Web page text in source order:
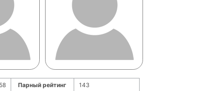
Парный рейтинг 143